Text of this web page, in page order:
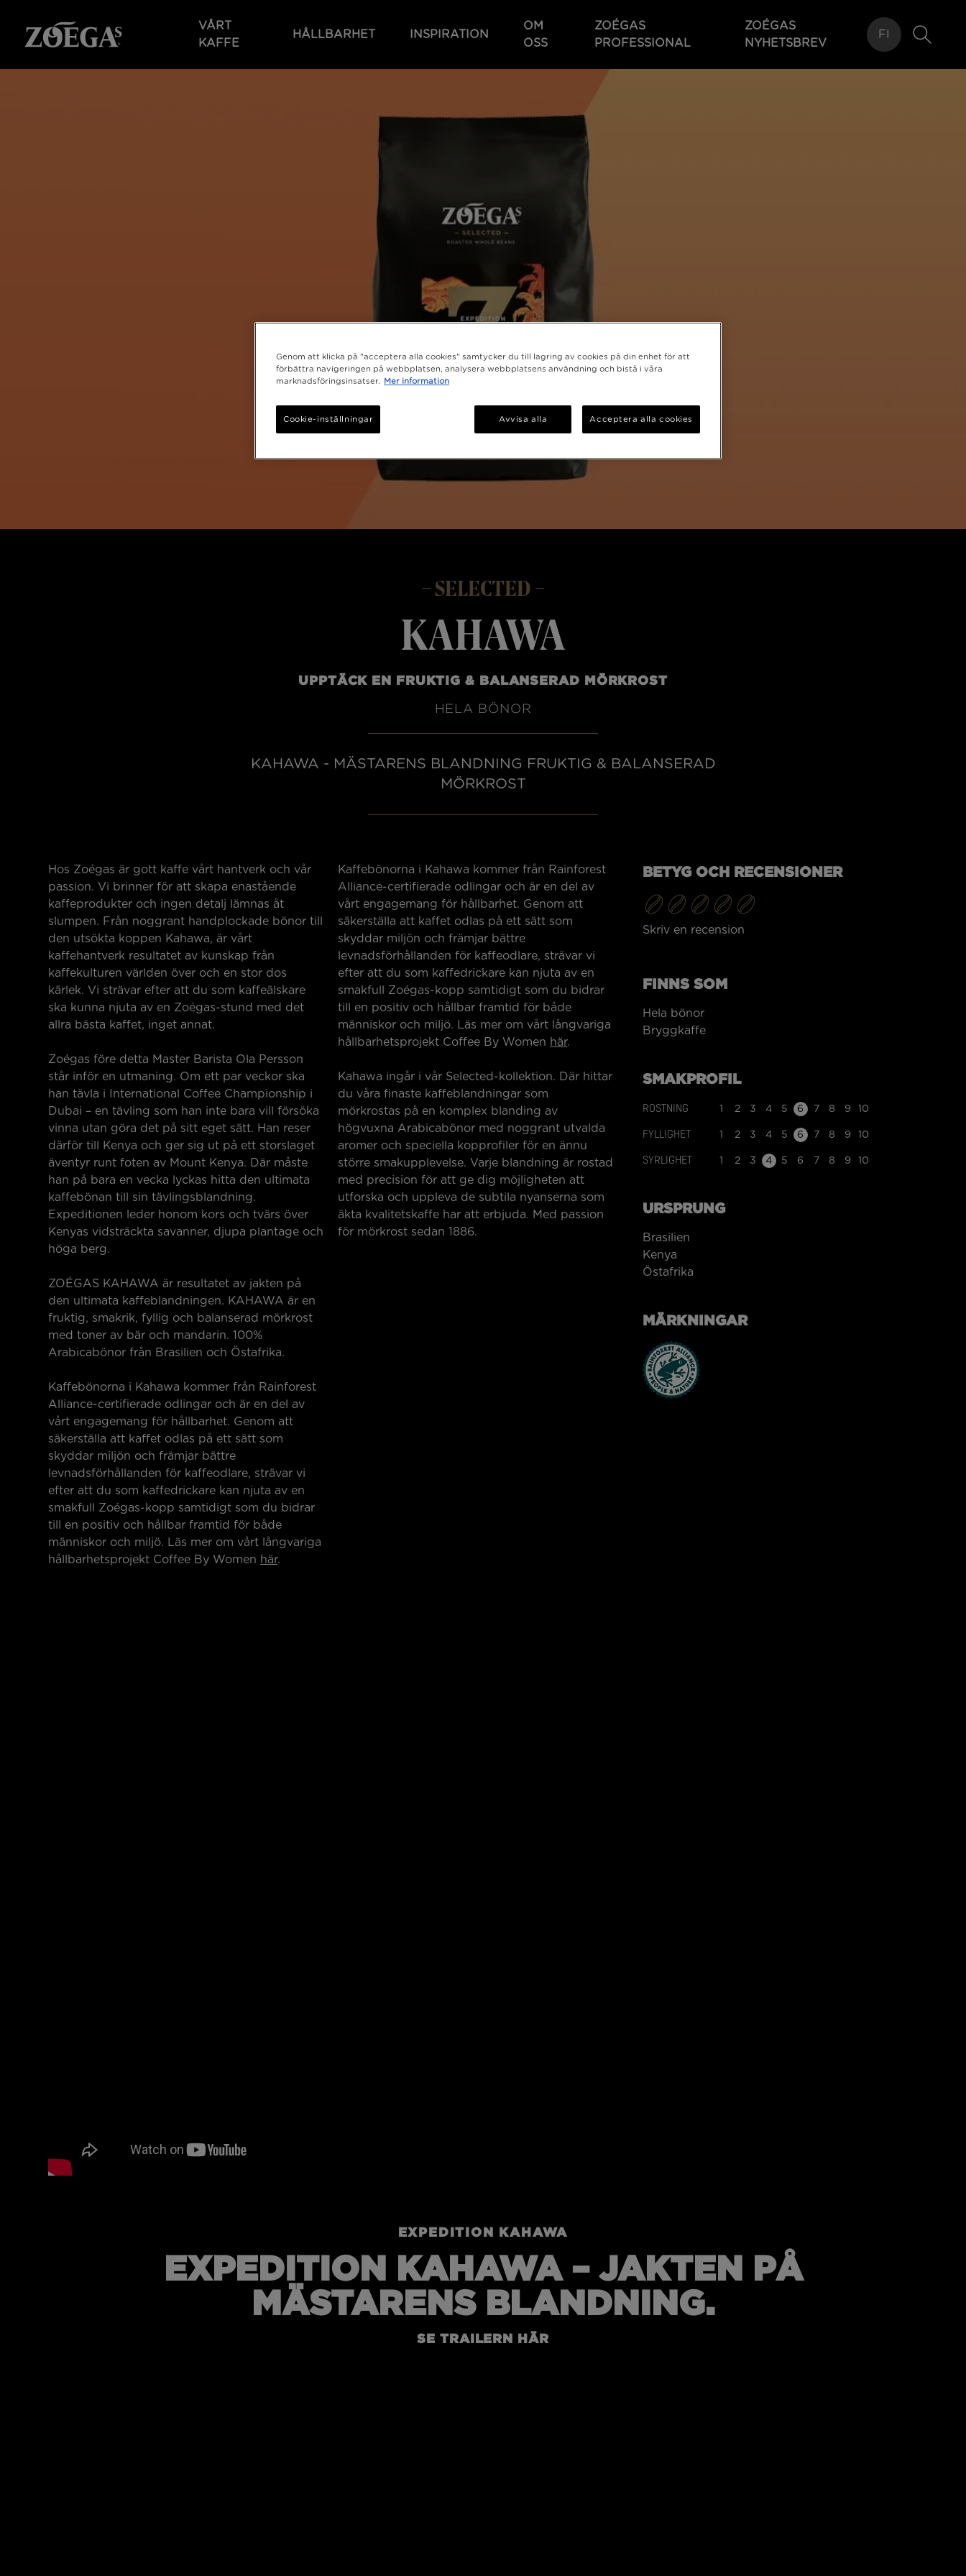
huvudinnehåll
VÅRT
KAFFE
HÅLLBARHET INSPIRATION
OM
OSS
ZOÉGAS
PROFESSIONAL
ZOÉGAS
NYHETSBREV
FI
SELECTED
Kahawa
UPPTÄCK EN FRUKTIG & BALANSERAD MÖRKROST
HELA BÖNOR
KAHAWA - MÄSTARENS BLANDNING FRUKTIG & BALANSERAD
MÖRKROST
Hos Zoégas är gott kaffe vårt hantverk och vår
passion. Vi brinner för att skapa enastående
kaffeprodukter och ingen detalj lämnas åt
slumpen. Från noggrant handplockade bönor till
den utsökta koppen Kahawa, är vårt
kaffehantverk resultatet av kunskap från
kaffekulturen världen över och en stor dos
kärlek. Vi strävar efter att du som kaffeälskare
ska kunna njuta av en Zoégas-stund med det
allra bästa kaffet, inget annat.
Zoégas före detta Master Barista Ola Persson
står inför en utmaning. Om ett par veckor ska
han tävla i International Coffee Championship i
Dubai – en tävling som han inte bara vill försöka
vinna utan göra det på sitt eget sätt. Han reser
därför till Kenya och ger sig ut på ett storslaget
äventyr runt foten av Mount Kenya. Där måste
han på bara en vecka lyckas hitta den ultimata
kaffebönan till sin tävlingsblandning.
Expeditionen leder honom kors och tvärs över
Kenyas vidsträckta savanner, djupa plantage och
höga berg.
ZOÉGAS KAHAWA är resultatet av jakten på
den ultimata kaffeblandningen. KAHAWA är en
fruktig, smakrik, fyllig och balanserad mörkrost
med toner av bär och mandarin. 100%
Arabicabönor från Brasilien och Östafrika.
Kaffebönorna i Kahawa kommer från Rainforest
Alliance-certifierade odlingar och är en del av
vårt engagemang för hållbarhet. Genom att
säkerställa att kaffet odlas på ett sätt som
skyddar miljön och främjar bättre
levnadsförhållanden för kaffeodlare, strävar vi
efter att du som kaffedrickare kan njuta av en
smakfull Zoégas-kopp samtidigt som du bidrar
till en positiv och hållbar framtid för både
människor och miljö. Läs mer om vårt långvariga
hållbarhetsprojekt Coffee By Women här.
Kaffebönorna i Kahawa kommer från Rainforest
Alliance-certifierade odlingar och är en del av
vårt engagemang för hållbarhet. Genom att
säkerställa att kaffet odlas på ett sätt som
skyddar miljön och främjar bättre
levnadsförhållanden för kaffeodlare, strävar vi
efter att du som kaffedrickare kan njuta av en
smakfull Zoégas-kopp samtidigt som du bidrar
till en positiv och hållbar framtid för både
människor och miljö. Läs mer om vårt långvariga
hållbarhetsprojekt Coffee By Women här.
Kahawa ingår i vår Selected-kollektion. Där hittar
du våra finaste kaffeblandningar som
mörkrostas på en komplex blanding av
högvuxna Arabicabönor med noggrant utvalda
aromer och speciella kopprofiler för en ännu
större smakupplevelse. Varje blandning är rostad
med precision för att ge dig möjligheten att
utforska och uppleva de subtila nyanserna som
äkta kvalitetskaffe har att erbjuda. Med passion
för mörkrost sedan 1886.
BETYG OCH RECENSIONER
Skriv en recension
FINNS SOM
Hela bönor
Bryggkaffe
SMAKPROFIL
ROSTNING 1 2 3 4 5 6 7 8 9 10
FYLLIGHET 1 2 3 4 5 6 7 8 9 10
SYRLIGHET 1 2 3 4 5 6 7 8 9 10
URSPRUNG
Brasilien
Kenya
Östafrika
MÄRKNINGAR
EXPEDITION KAHAWA
EXPEDITION KAHAWA – JAKTEN PÅ
MÄSTARENS BLANDNING.
SE TRAILERN HÄR
Genom att klicka på "acceptera alla cookies" samtycker du till lagring av cookies på din enhet för att
förbättra navigeringen på webbplatsen, analysera webbplatsens användning och bistå i våra
marknadsföringsinsatser.
Mer information
Avvisa alla Acceptera alla cookies
Cookie-inställningar